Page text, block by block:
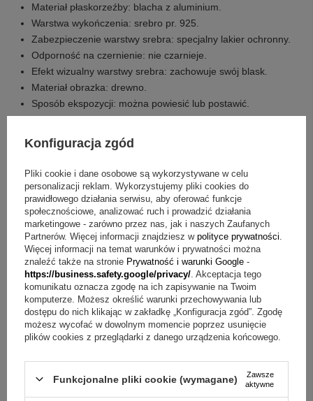
Materiał płaskorzeźby: blacha z aluminium.
Warstwa wykończenia: srebro pr. 925.
Zabezpieczenie warstwy srebra: specjalny lakier ochronny.
Odporność na czernienie: nie czarnieje.
Efekt wizualny warstwy srebra: zachowuje swój blask.
Materiał obrazka: drewno.
Sposób ekspozycji: można powiesić lub postawić.
Producent: Valenti&Co.
Technika grawerunku: grawerowanie laserem.
Wymiary produktu: 14,6 x 15,4 cm.
Jakie elementy zawiera zestaw?
obrazek drzewko Chłopiec
grawer na odwrocie (bez limitu znaków z uwzględnieniem
technicznych możliwości)
tekturowe pudełko od producenta
FAQ – szybkie odpowiedzi o obrazku komunijnym z
grawerem
Pytanie:Jak wykonywany jest grawer na odwrocie?
grawerowania laserem. Dzięki temu tekst nie ulega
samoistnemu zatarciu i pozostaje wykonany precyzyjnie.
Konfiguracja zgód
Pliki cookie i dane osobowe są wykorzystywane w celu
personalizacji reklam. Wykorzystujemy pliki cookies do
prawidłowego działania serwisu, aby oferować funkcje
społecznościowe, analizować ruch i prowadzić działania
marketingowe - zarówno przez nas, jak i naszych Zaufanych
Partnerów. Więcej informacji znajdziesz w polityce prywatności
Więcej informacji na temat warunków i prywatności można
znaleźć także na stronie Prywatność i warunki Google -
https://business.safety.google/privacy/ . Akceptacja tego
komunikatu oznacza zgodę na ich zapisywanie na Twoim
komputerze. Możesz określić warunki przechowywania lub
dostępu do nich klikając w zakładkę „Konfiguracja zgód”. Zgodę
możesz wycofać w dowolnym momencie poprzez usunięcie
plików cookies z przeglądarki z danego urządzenia końcowego.
Funkcjonalne pliki cookie (wymagane)
Zawsze
aktywne